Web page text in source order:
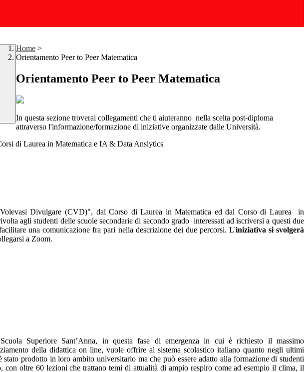
Home >
Orientamento Peer to Peer Matematica
Orientamento Peer to Peer Matematica
In questa sezione troverai collegamenti che ti aiuteranno nella scelta post-diploma
attraverso l'informazione/formazione di iniziative organizzate dalle Università.
di Laurea in Matematica e IA & Data Anslytics
Divulgare (CVD)", dal Corso di Laurea in Matematica ed dal Corso di Laurea in
agli studenti delle scuole secondarie di secondo grado interessati ad iscriversi a questi due
una comunicazione fra pari nella descrizione dei due percorsi. L'iniziativa si svolgerà
a Zoom.
Superiore Sant’Anna, in questa fase di emergenza in cui è richiesto il massimo
della didattica on line, vuole offrire al sistema scolastico italiano quanto negli ultimi
stato prodotto in loro ambito universitario ma che può essere adatto alla formazione di studenti
con oltre 60 lezioni che trattano temi di attualità di ampio respiro come ad esempio il clima, il